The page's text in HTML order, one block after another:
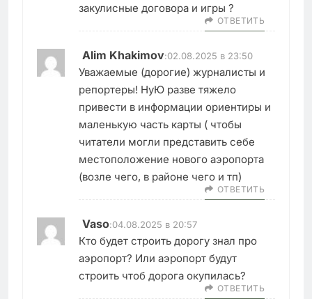
закулисные договора и игры ?
ОТВЕТИТЬ
Alim Khakimov:02.08.2025 в 23:50
Уважаемые (дорогие) журналисты и
репортеры! НуЮ разве тяжело
привести в информации ориентиры и
маленькую часть карты ( чтобы
читатели могли представить себе
местоположение нового аэропорта
(возле чего, в районе чего и тп)
ОТВЕТИТЬ
Vaso:04.08.2025 в 20:57
Кто будет строить дорогу знал про
аэропорт? Или аэропорт будут
строить чтоб дорога окупилась?
ОТВЕТИТЬ